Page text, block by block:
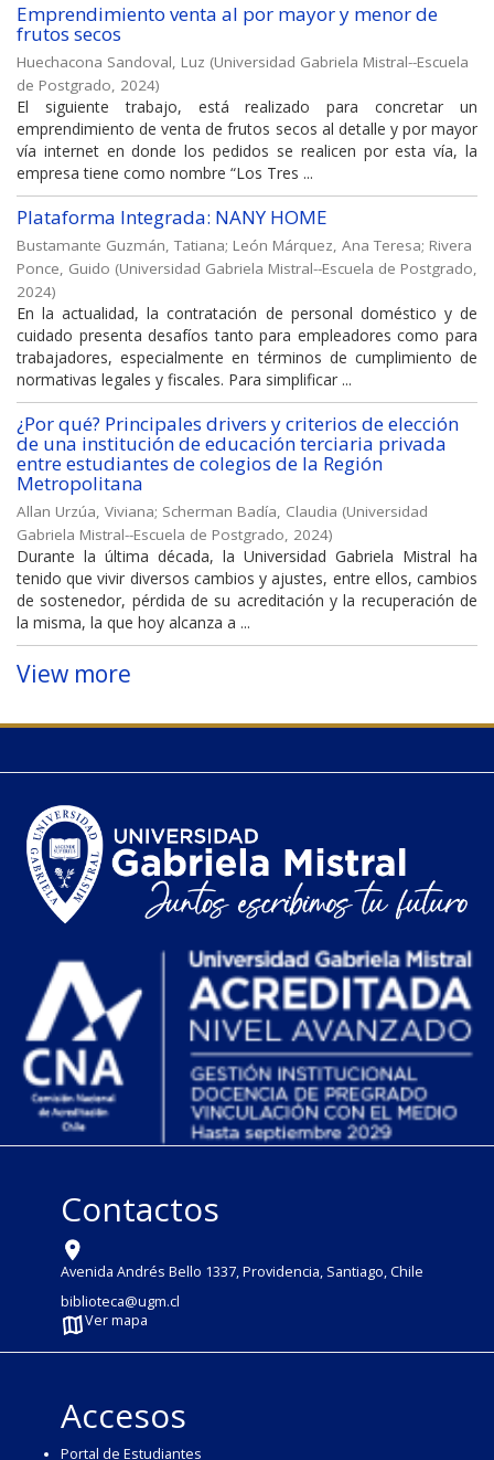
Emprendimiento venta al por mayor y menor de
frutos secos
Huechacona Sandoval, Luz (Universidad Gabriela Mistral--Escuela
de Postgrado, 2024)
El siguiente trabajo, está realizado para concretar un
emprendimiento de venta de frutos secos al detalle y por mayor
vía internet en donde los pedidos se realicen por esta vía, la
empresa tiene como nombre “Los Tres ...
Plataforma Integrada: NANY HOME
Bustamante Guzmán, Tatiana; León Márquez, Ana Teresa; Rivera
Ponce, Guido (Universidad Gabriela Mistral--Escuela de Postgrado,
2024)
En la actualidad, la contratación de personal doméstico y de
cuidado presenta desafíos tanto para empleadores como para
trabajadores, especialmente en términos de cumplimiento de
normativas legales y fiscales. Para simplificar ...
¿Por qué? Principales drivers y criterios de elección
de una institución de educación terciaria privada
entre estudiantes de colegios de la Región
Metropolitana
Allan Urzúa, Viviana; Scherman Badía, Claudia (Universidad
Gabriela Mistral--Escuela de Postgrado, 2024)
Durante la última década, la Universidad Gabriela Mistral ha
tenido que vivir diversos cambios y ajustes, entre ellos, cambios
de sostenedor, pérdida de su acreditación y la recuperación de
la misma, la que hoy alcanza a ...
View more
Contactos
Avenida Andrés Bello 1337, Providencia, Santiago, Chile
biblioteca@ugm.cl
Ver mapa
Accesos
Portal de Estudiantes